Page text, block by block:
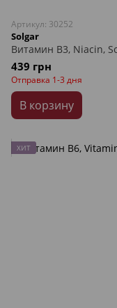
Артикул: 30252
Solgar
Витамин В3, Niacin,
439 грн
Отправка 1-3 дня
В корзину
ХИТ